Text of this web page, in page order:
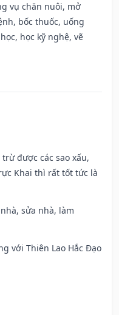
vụ chăn nuôi, mở
bốc thuốc, uống
học kỹ nghệ, vẽ
được các sao xấu,
Khai thì rất tốt tức là
sửa nhà, làm
với Thiên Lao Hắc Đạo